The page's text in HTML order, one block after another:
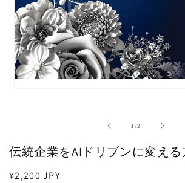
メ
ィ
1/の2
伝統企業をAIドリブンに変え
通
¥2,200 JPY